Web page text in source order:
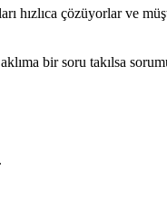
hızlıca çözüyorlar ve
bir soru takılsa